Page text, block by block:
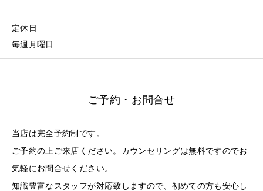
定休日
毎週月曜日
ご予約・お問合せ
当店は完全予約制です。
ご予約の上ご来店ください。カウンセリングは無料ですのでお
気軽にお問合せください。
知識豊富なスタッフが対応致しますので、初めての方も安心し